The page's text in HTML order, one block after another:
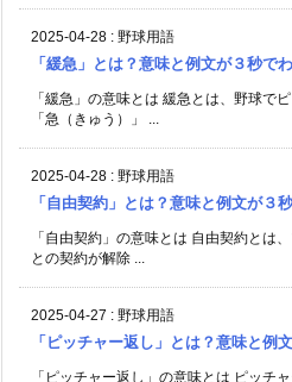
2025-04-28 : 野球用語
「緩急」とは？意味と例文が３秒で
「緩急」の意味とは 緩急とは、野球で
「急（きゅう）」 ...
2025-04-28 : 野球用語
「自由契約」とは？意味と例文が３
「自由契約」の意味とは 自由契約とは
との契約が解除 ...
2025-04-27 : 野球用語
「ピッチャー返し」とは？意味と例
「ピッチャー返し」の意味とは ピッチ